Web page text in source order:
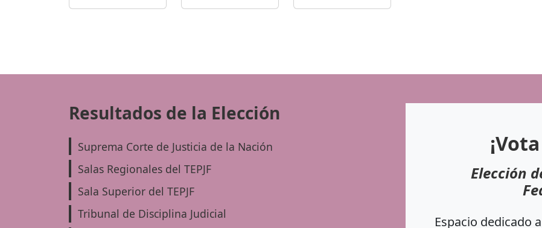
Resultados de la Elección
Suprema Corte de Justicia de la Nación
Salas Regionales del TEPJF
Sala Superior del TEPJF
Tribunal de Disciplina Judicial
Elección
Espacio dedicado